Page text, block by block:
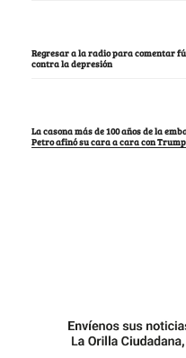
Regresar a la radio para comentar
contra la depresión
La casona más de 100 años de la
Petro afinó su cara a cara con Trump